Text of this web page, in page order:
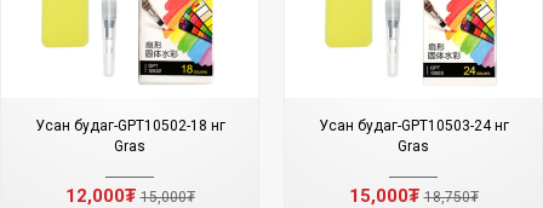
Усан будаг-GPT10502-18 өнгө
Gras
12,000₮15,000₮
Усан будаг-GPT10503-24 өнгө
Gras
15,000₮18,750₮